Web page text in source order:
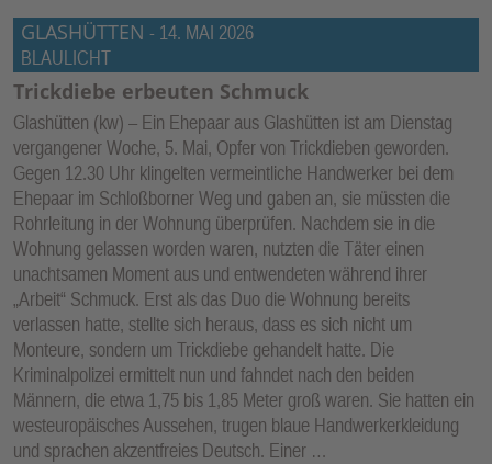
GLASHÜTTEN - 14. MAI 2026
BLAULICHT
Trickdiebe erbeuten Schmuck
Glashütten (kw) – Ein Ehepaar aus Glashütten ist am Dienstag
vergangener Woche, 5. Mai, Opfer von Trickdieben geworden.
Gegen 12.30 Uhr klingelten vermeintliche Handwerker bei dem
Ehepaar im Schloßborner Weg und gaben an, sie müssten die
Rohrleitung in der Wohnung überprüfen. Nachdem sie in die
Wohnung gelassen worden waren, nutzten die Täter einen
unachtsamen Moment aus und entwendeten während ihrer
„Arbeit“ Schmuck. Erst als das Duo die Wohnung bereits
verlassen hatte, stellte sich heraus, dass es sich nicht um
Monteure, sondern um Trickdiebe gehandelt hatte. Die
Kriminalpolizei ermittelt nun und fahndet nach den beiden
Männern, die etwa 1,75 bis 1,85 Meter groß waren. Sie hatten ein
westeuropäisches Aussehen, trugen blaue Handwerkerkleidung
und sprachen akzentfreies Deutsch. Einer …